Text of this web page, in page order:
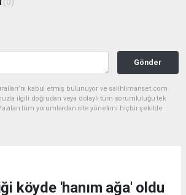
(0)
Gönder
kabul etmiş bulunuyor ve salihlimanset.com
ilgili doğrudan veya dolaylı tüm sorumluluğu tek
tüm yorumlardan site yönetimi hiçbir şekilde
köyde 'hanım ağa' oldu